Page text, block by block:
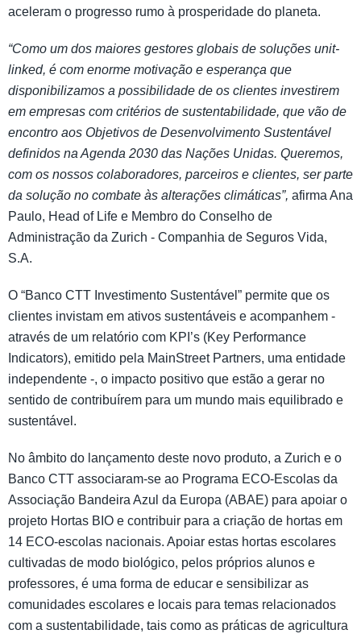
aceleram o progresso rumo à prosperidade do planeta.
“Como um dos maiores gestores globais de soluções unit-
linked, é com enorme motivação e esperança que
disponibilizamos a possibilidade de os clientes investirem
em empresas com critérios de sustentabilidade, que vão de
encontro aos Objetivos de Desenvolvimento Sustentável
definidos na Agenda 2030 das Nações Unidas. Queremos,
com os nossos colaboradores, parceiros e clientes, ser parte
da solução no combate às alterações climáticas”, afirma Ana
Paulo, Head of Life e Membro do Conselho de
Administração da Zurich - Companhia de Seguros Vida,
S.A.
O “Banco CTT Investimento Sustentável” permite que os
clientes invistam em ativos sustentáveis e acompanhem -
através de um relatório com KPI’s (Key Performance
Indicators), emitido pela MainStreet Partners, uma entidade
independente -, o impacto positivo que estão a gerar no
sentido de contribuírem para um mundo mais equilibrado e
sustentável.
No âmbito do lançamento deste novo produto, a Zurich e o
Banco CTT associaram-se ao Programa ECO-Escolas da
Associação Bandeira Azul da Europa (ABAE) para apoiar o
projeto Hortas BIO e contribuir para a criação de hortas em
14 ECO-escolas nacionais. Apoiar estas hortas escolares
cultivadas de modo biológico, pelos próprios alunos e
professores, é uma forma de educar e sensibilizar as
comunidades escolares e locais para temas relacionados
com a sustentabilidade, tais como as práticas de agricultura